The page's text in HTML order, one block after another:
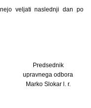
veljati naslednji dan po
Predsednik
upravnega odbora
Marko Slokar l. r.